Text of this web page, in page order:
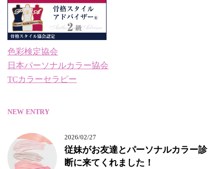
色彩検定協会
日本パーソナルカラー協会
TCカラーセラピー
NEW ENTRY
2026/02/27
従妹がお友達とパーソナルカラー診
断に来てくれました！